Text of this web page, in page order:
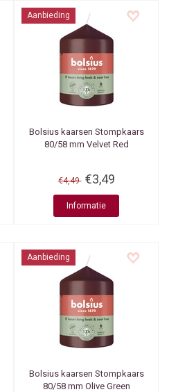
Aanbieding
Bolsius kaarsen Stompkaars
80/58 mm Velvet Red
€4,49 €3,49
Informatie
Aanbieding
Bolsius kaarsen Stompkaars
80/58 mm Olive Green